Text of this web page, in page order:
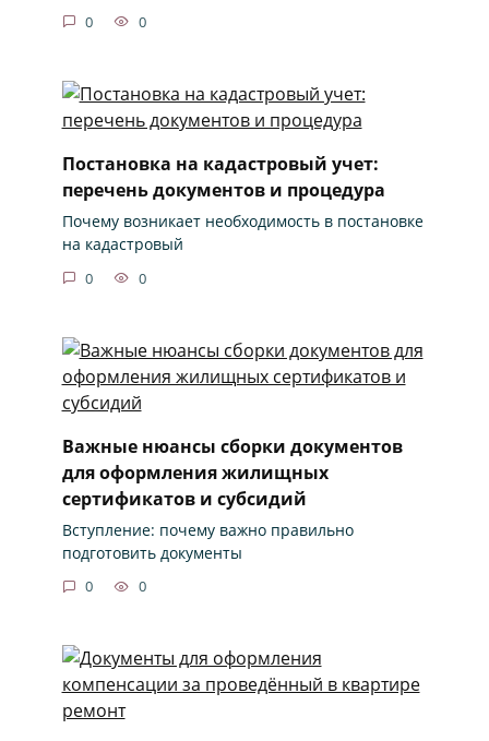
0 0
Постановка на кадастровый учет:
перечень документов и процедура
Почему возникает необходимость в постановке
на кадастровый
0 0
Важные нюансы сборки документов
для оформления жилищных
сертификатов и субсидий
Вступление: почему важно правильно
подготовить документы
0 0